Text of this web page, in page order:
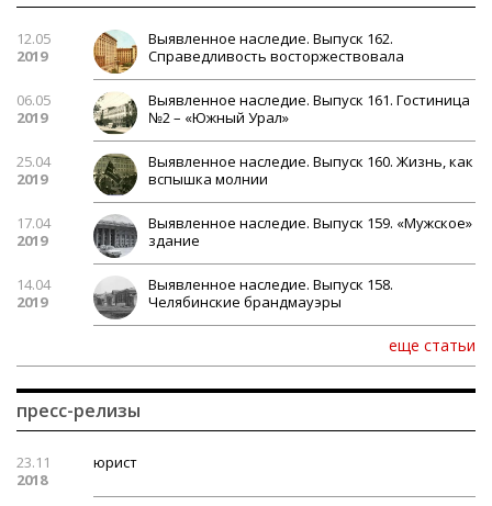
12.05
2019
Выявленное наследие. Выпуск 162.
Справедливость восторжествовала
06.05
2019
Выявленное наследие. Выпуск 161. Гостиница
№2 – «Южный Урал»
25.04
2019
Выявленное наследие. Выпуск 160. Жизнь, как
вспышка молнии
17.04
2019
Выявленное наследие. Выпуск 159. «Мужское»
здание
14.04
2019
Выявленное наследие. Выпуск 158.
Челябинские брандмауэры
еще статьи
пресс-релизы
23.11
2018
юрист